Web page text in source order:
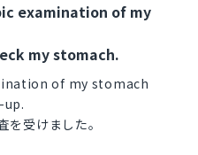
examination of my
my stomach.
of my stomach
up.
受けました。